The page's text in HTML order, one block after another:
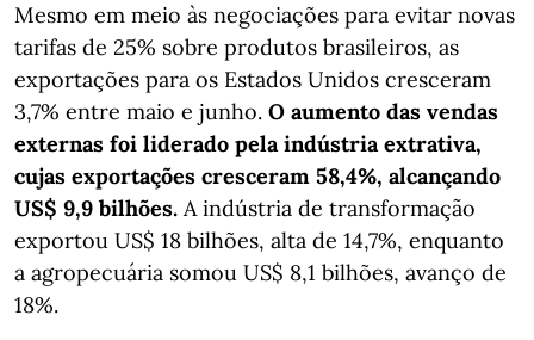
Mesmo em meio às negociações para evitar novas
tarifas de 25% sobre produtos brasileiros, as
exportações para os Estados Unidos cresceram
3,7% entre maio e junho. O aumento das vendas
externas foi liderado pela indústria extrativa,
cujas exportações cresceram 58,4%, alcançando
US$ 9,9 bilhões. A indústria de transformação
exportou US$ 18 bilhões, alta de 14,7%, enquanto
a agropecuária somou US$ 8,1 bilhões, avanço de
18%.